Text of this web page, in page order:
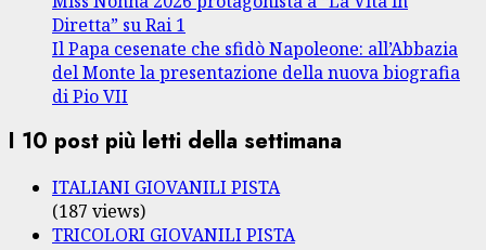
Diretta” su Rai 1
Il Papa cesenate che sfidò Napoleone: all’Abbazia
del Monte la presentazione della nuova biografia
di Pio VII
I 10 post più letti della settimana
ITALIANI GIOVANILI PISTA
(187 views)
TRICOLORI GIOVANILI PISTA